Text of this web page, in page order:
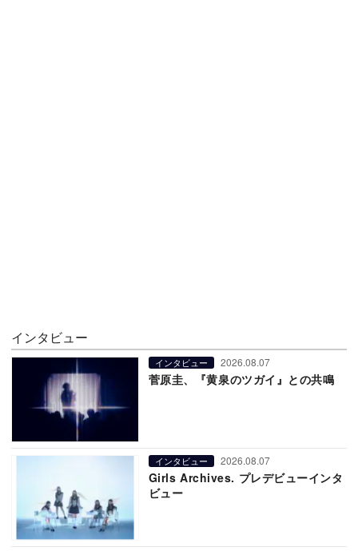
インタビュー
インタビュー 2026.08.07
菅原圭、『黄泉のツガイ』との共鳴
インタビュー 2026.08.07
Girls Archives. プレデビューインタ
ビュー